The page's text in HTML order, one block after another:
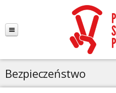
Bezpieczeństwo